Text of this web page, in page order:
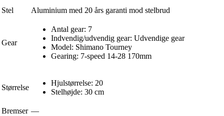
Stel Aluminium med 20 års garanti mod stelbrud
Gear
Antal gear: 7
Indvendig/udvendig gear: Udvendige gear
Model: Shimano Tourney
Gearing: 7-speed 14-28 170mm
Størrelse
Hjulstørrelse: 20
Stelhøjde: 30 cm
Bremser —